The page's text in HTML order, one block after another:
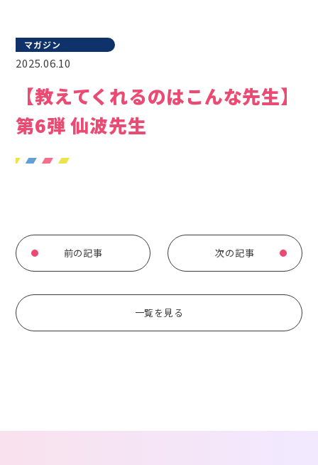
マガジン
2025.06.10
【教えてくれるのはこんな先生】
第6弾 仙波先生
前の記事
一覧を見る
次の記事